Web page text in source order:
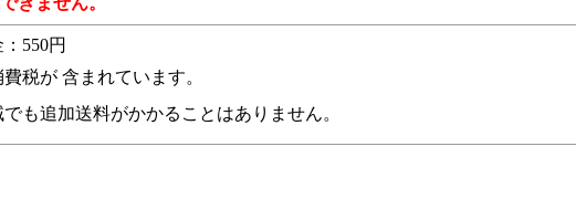
550円
税が 含まれています。
も追加送料がかかることはありません。